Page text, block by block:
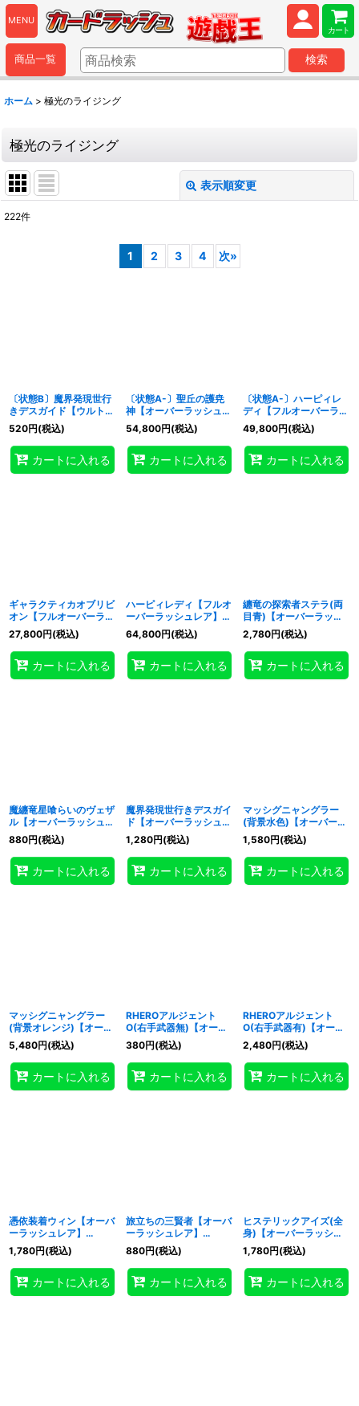
MENU
カート
商品一覧 検索
ホーム > 極光のライジング
極光のライジング
表示順変更
222件
1 2 3 4 次»
〔状態B〕魔界発現世行
きデスガイド【ウルト
ラ】{RD/KP25-JP030}
《RDモンスター》
520円(税込)
カートに入れる
〔状態A-〕聖丘の護尭
神【オーバーラッシュレ
ア PREMIUM BLACK
Ver.】{RD/KP25-
JPS00}《RDモンスタ
ー》
54,800円(税込)
カートに入れる
〔状態A-〕ハーピィレ
ディ【フルオーバーラッ
シュレア】{RD/KP25-
JP002}《RDモンスタ
ー》
49,800円(税込)
カートに入れる
ギャラクティカオブリビ
オン【フルオーバーラッ
シュレア】{RD/KP25-
JP001}《RDモンスタ
ー》
27,800円(税込)
カートに入れる
ハーピィレディ【フルオ
ーバーラッシュレア】
{RD/KP25-JP002}
《RDモンスター》
64,800円(税込)
カートに入れる
纏竜の探索者ステラ(両
目青)【オーバーラッシ
ュレア】{RD/KP25-
JP016}《RDモンスタ
ー》
2,780円(税込)
カートに入れる
魔纏竜星喰らいのヴェザ
ル【オーバーラッシュレ
ア】{RD/KP25-JP021}
《RDモンスター》
880円(税込)
カートに入れる
魔界発現世行きデスガイ
ド【オーバーラッシュレ
ア】{RD/KP25-JP030}
《RDモンスター》
1,280円(税込)
カートに入れる
マッシグニャングラー
(背景水色)【オーバーラ
ッシュレア】
{RD/KP25-JP037}
《RDモンスター》
1,580円(税込)
カートに入れる
マッシグニャングラー
(背景オレンジ)【オーバ
ーラッシュレア】
{RD/KP25-JP037}
《RDモンスター》
5,480円(税込)
カートに入れる
RHEROアルジェント
O(右手武器無)【オーバ
ーラッシュレア】
{RD/KP25-JP042}
《RDフュージョン》
380円(税込)
カートに入れる
RHEROアルジェント
O(右手武器有)【オーバ
ーラッシュレア】
{RD/KP25-JP042}
《RDフュージョン》
2,480円(税込)
カートに入れる
憑依装着ウィン【オーバ
ーラッシュレア】
{RD/KP25-JP044}
《RDフュージョン》
1,780円(税込)
カートに入れる
旅立ちの三賢者【オーバ
ーラッシュレア】
{RD/KP25-JP058}
《RD魔法》
880円(税込)
カートに入れる
ヒステリックアイズ(全
身)【オーバーラッシュ
レア】{RD/KP25-
JP063}《RD罠》
1,780円(税込)
カートに入れる